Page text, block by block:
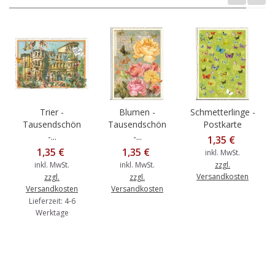
Trier -
Tausendschön
-...
1,35 €
inkl. MwSt.
zzgl.
Versandkosten
Lieferzeit: 4-6
Werktage
Blumen -
Tausendschön
-...
1,35 €
inkl. MwSt.
zzgl.
Versandkosten
Schmetterlinge -
Postkarte
1,35 €
inkl. MwSt.
zzgl.
Versandkosten